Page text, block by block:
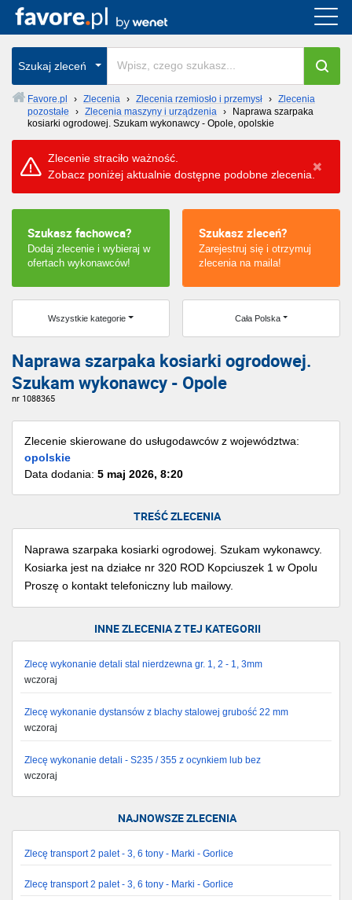
Szukaj zleceń
Favore.pl › Zlecenia › Zlecenia rzemiosło i przemysł › Zlecenia
pozostałe
› Zlecenia maszyny i urządzenia ›
Naprawa szarpaka
kosiarki ogrodowej. Szukam wykonawcy - Opole, opolskie
Zlecenie straciło ważność.
Zobacz poniżej aktualnie dostępne podobne zlecenia.
Szukasz fachowca?
Dodaj zlecenie i wybieraj w
ofertach wykonawców!
Szukasz zleceń?
Zarejestruj się i otrzymuj
zlecenia na maila!
Wszystkie kategorie Cała Polska
Naprawa szarpaka kosiarki ogrodowej.
Szukam wykonawcy - Opole
nr 1088365
Zlecenie skierowane do usługodawców z województwa:
opolskie
Data dodania: 5 maj 2026, 8:20
TREŚĆ ZLECENIA
Naprawa szarpaka kosiarki ogrodowej. Szukam wykonawcy.
Kosiarka jest na działce nr 320 ROD Kopciuszek 1 w Opolu
Proszę o kontakt telefoniczny lub mailowy.
INNE ZLECENIA Z TEJ KATEGORII
Zlecę wykonanie detali stal nierdzewna gr. 1, 2 - 1, 3mm
wczoraj
Zlecę wykonanie dystansów z blachy stalowej grubość 22 mm
wczoraj
Zlecę wykonanie detali - S235 / 355 z ocynkiem lub bez
wczoraj
NAJNOWSZE ZLECENIA
Zlecę transport 2 palet - 3, 6 tony - Marki - Gorlice
Zlecę transport 2 palet - 3, 6 tony - Marki - Gorlice
Cała Polska
wszystkie w całym kraju